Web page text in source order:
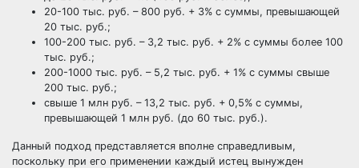
20-100 тыс. руб. – 800 руб. + 3% с суммы, превышающей
20 тыс. руб.;
100-200 тыс. руб. – 3,2 тыс. руб. + 2% с суммы более 100
тыс. руб.;
200-1000 тыс. руб. – 5,2 тыс. руб. + 1% с суммы свыше
200 тыс. руб.;
свыше 1 млн руб. – 13,2 тыс. руб. + 0,5% с суммы,
превышающей 1 млн руб. (до 60 тыс. руб.).
Данный подход представляется вполне справедливым,
поскольку при его применении каждый истец вынужден